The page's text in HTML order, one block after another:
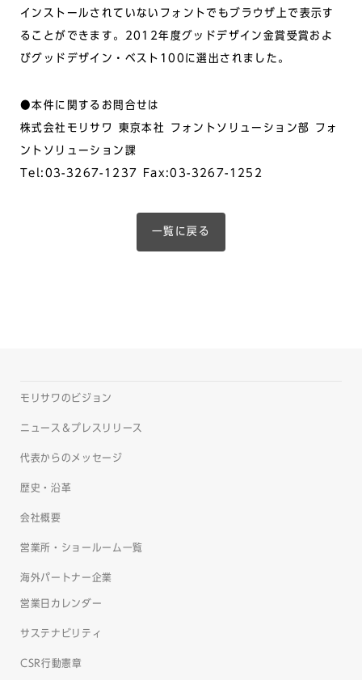
インストールされていないフォントでもブラウザ上で表示す
ることができます。2012年度グッドデザイン金賞受賞およ
びグッドデザイン・ベスト100に選出されました。
●本件に関するお問合せは
株式会社モリサワ 東京本社 フォントソリューション部 フォ
ントソリューション課
Tel:03-3267-1237 Fax:03-3267-1252
一覧に戻る
モリサワのビジョン
ニュース＆プレスリリース
代表からのメッセージ
歴史・沿革
会社概要
営業所・ショールーム一覧
海外パートナー企業
営業日カレンダー
サステナビリティ
CSR行動憲章